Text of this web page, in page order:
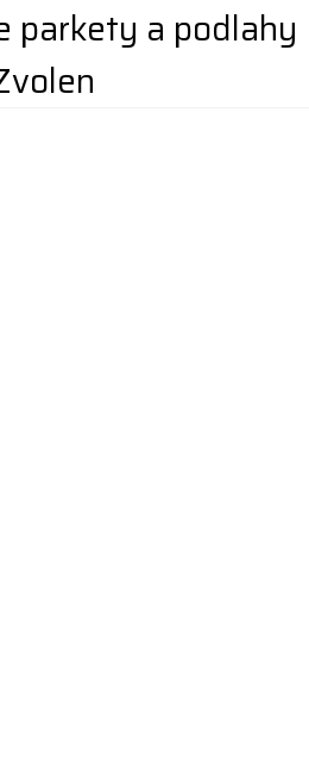
parkety a podlahy